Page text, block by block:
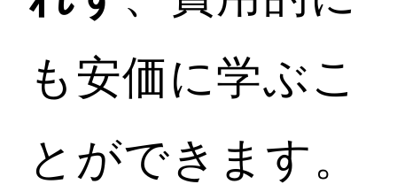
も安価に学ぶこ
とができます。